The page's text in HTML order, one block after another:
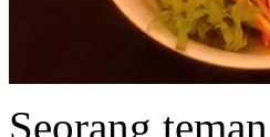
Seorang